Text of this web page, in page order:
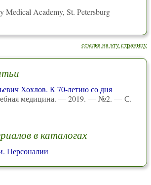
Academy, St. Petersburg
ссылка на эту страницу
Хохлов. К 70-летию со дня
медицина. — 2019. — №2. — С.
в каталогах
Персоналии